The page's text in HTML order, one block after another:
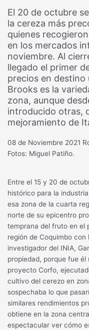
El 20 de octubre
la cereza más
quienes
en los mercados
noviembre. Al
llegado el primer
precios en destino
Brooks es la
zona, aunque
introducido otras,
mejoramiento de
08 de Noviembre 2021
Fotos: Miguel Patiño.
Entre el 15 y 20 de
histórico para la
esa zona de la cuarta
norte de su epicentro
temprana del fruto en el
región de Coquimbo con
investigador del INIA,
propiedad, porque fue él
proyecto Corfo,
cultivo del cerezo en
sospechaba lo que
similares rendimientos
obtiene en la zona
espectacular ver cómo